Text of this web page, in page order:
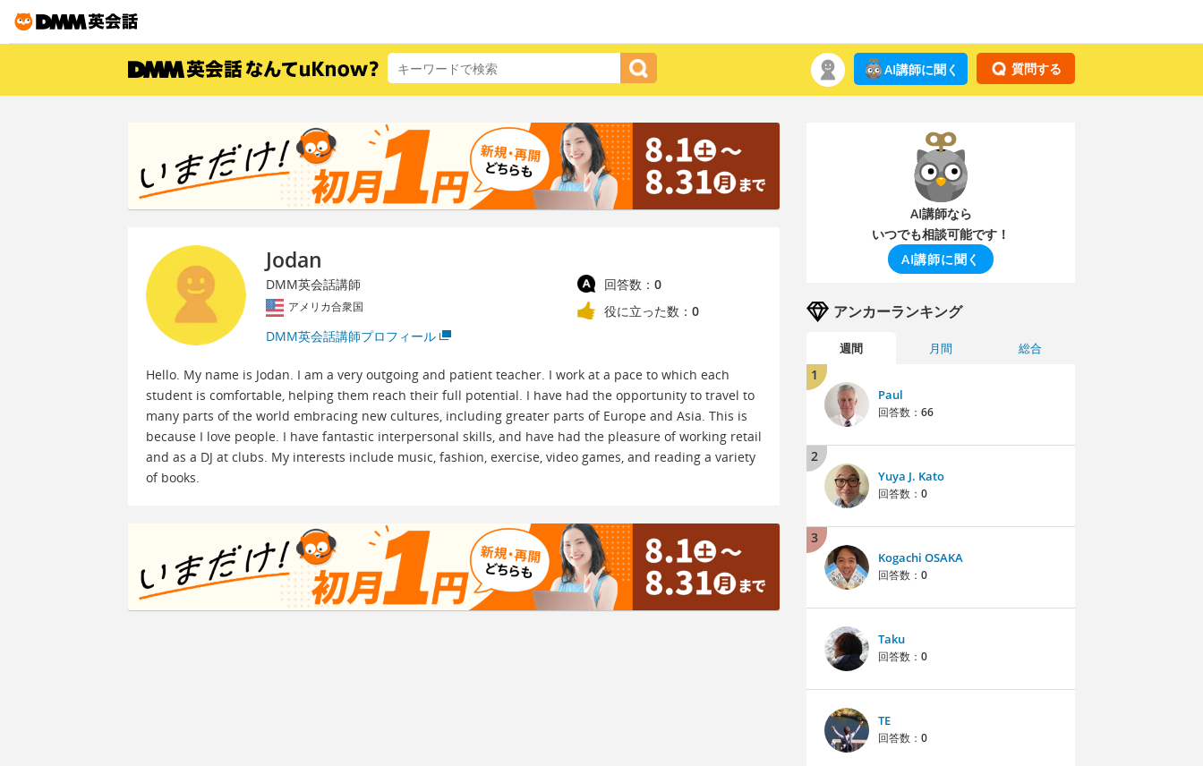
質問する
AI講師に聞く
Jodan
DMM英会話講師
アメリカ合衆国
DMM英会話講師プロフィール
回答数： 0
役に立った数： 0
Hello. My name is Jodan. I am a very outgoing and patient teacher. I work at a pace to which each
student is comfortable, helping them reach their full potential. I have had the opportunity to travel to
many parts of the world embracing new cultures, including greater parts of Europe and Asia. This is
because I love people. I have fantastic interpersonal skills, and have had the pleasure of working retail
and as a DJ at clubs. My interests include music, fashion, exercise, video games, and reading a variety
of books.
AI講師なら
いつでも相談可能です！
AI講師に聞く
アンカーランキング
週間 月間 総合
1
Paul
回答数： 66
2
Yuya J. Kato
回答数： 0
3
Kogachi OSAKA
回答数： 0
Taku
回答数： 0
TE
回答数： 0